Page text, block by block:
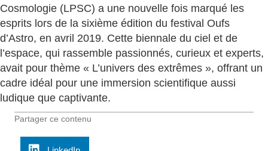
Cosmologie (LPSC) a une nouvelle fois marqué les
esprits lors de la sixième édition du festival Oufs
d’Astro, en avril 2019. Cette biennale du ciel et de
l’espace, qui rassemble passionnés, curieux et experts,
avait pour thème « L’univers des extrêmes », offrant un
cadre idéal pour une immersion scientifique aussi
ludique que captivante.
Partager ce contenu